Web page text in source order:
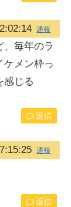
通報
、毎年のラ
ケメン枠っ
感じる
返信
通報
返信